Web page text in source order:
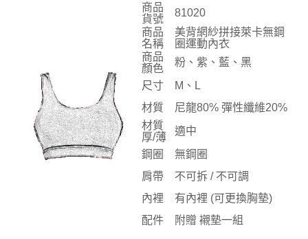
商品
貨號
81020
商品
名稱
美背網紗拼接萊卡無鋼
圈運動內衣
商品
顏色
粉、紫、藍、黑
尺寸
M、L
材質
尼龍80% 彈性纖維20%
材質
厚/薄
適中
鋼圈
無鋼圈
肩帶
不可拆 / 不可調
內裡
有內裡 (可更換胸墊)
配件
附贈 襯墊一組